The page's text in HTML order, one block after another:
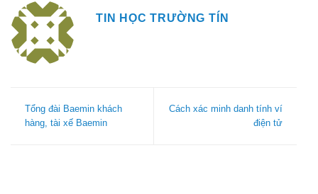
TIN HỌC TRƯỜNG TÍN
Tổng đài Baemin khách
hàng, tài xế Baemin
Cách xác minh danh tính ví
điện tử